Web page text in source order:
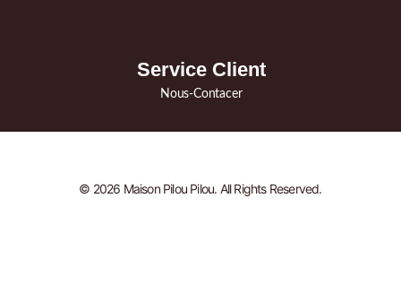
Service Client
Nous-Contacer
© 2026 Maison Pilou Pilou. All Rights Reserved.